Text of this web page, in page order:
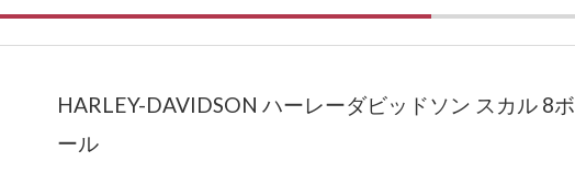
HARLEY-DAVIDSON ハーレーダビッドソン スカル 8ボ
ール